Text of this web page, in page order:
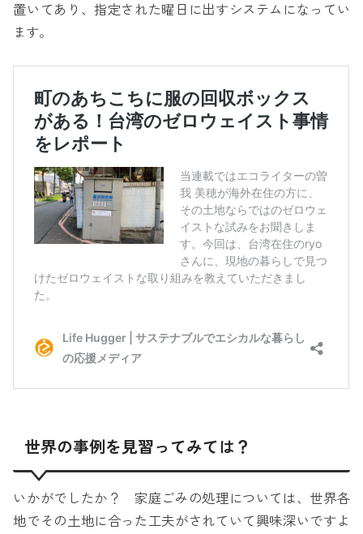
置いてあり、指定された曜日に出すシステムになってい
ます。
世界の事例を見習ってみては？
いかがでしたか？ 家庭ごみの処理については、世界各
地でその土地に合った工夫がされていて興味深いですよ